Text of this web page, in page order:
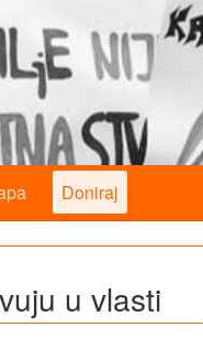
Doniraj
u vlasti